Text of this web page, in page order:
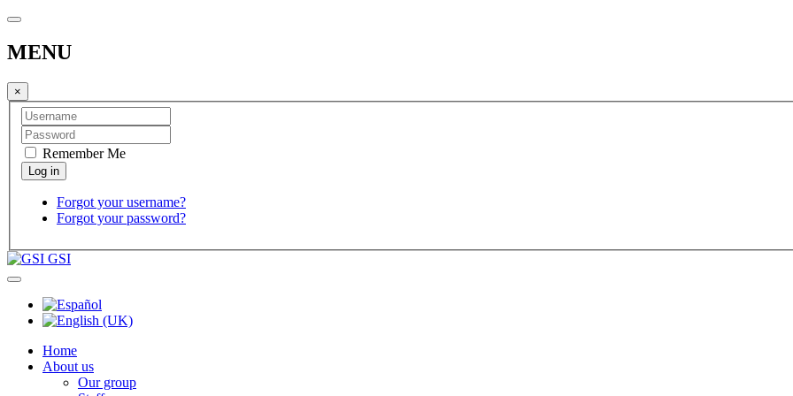
MENU
×
Remember Me
Forgot your username?
Forgot your password?
GSI
Home
About us
Our group